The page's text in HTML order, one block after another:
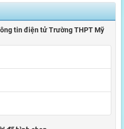
tin điện tử Trường THPT Mỹ